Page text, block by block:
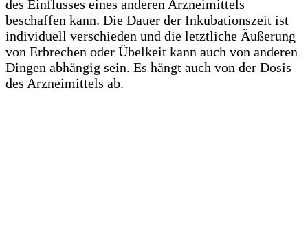
des Einflusses eines anderen Arzneimittels
beschaffen kann. Die Dauer der Inkubationszeit ist
individuell verschieden und die letztliche Äußerung
von Erbrechen oder Übelkeit kann auch von anderen
Dingen abhängig sein. Es hängt auch von der Dosis
des Arzneimittels ab.